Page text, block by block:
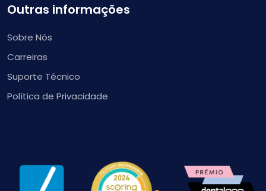
Outras informações
Sobre Nós
Carreiras
Suporte Técnico
Política de Privacidade